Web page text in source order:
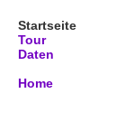
Startseite
Tour
Daten
Home